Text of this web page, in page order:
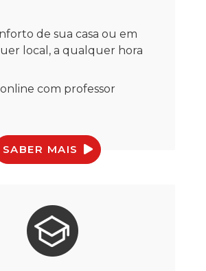
de sua casa ou em
local, a qualquer hora
com professor
SABER MAIS